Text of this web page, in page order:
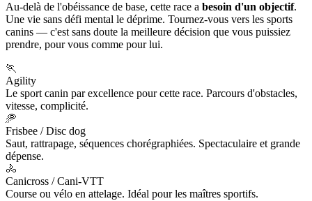
Au-delà de l'obéissance de base, cette race a besoin d'un objectif.
Une vie sans défi mental le déprime. Tournez-vous vers les sports
canins — c'est sans doute la meilleure décision que vous puissiez
prendre, pour vous comme pour lui.
🏃
Agility
Le sport canin par excellence pour cette race. Parcours d'obstacles,
vitesse, complicité.
🥏
Frisbee / Disc dog
Saut, rattrapage, séquences chorégraphiées. Spectaculaire et grande
dépense.
🚴
Canicross / Cani-VTT
Course ou vélo en attelage. Idéal pour les maîtres sportifs.